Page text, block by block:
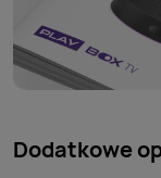
Dodatkowe